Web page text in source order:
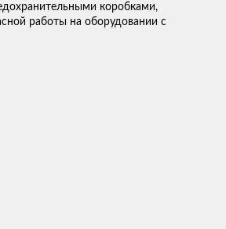
коробками,
работы на оборудовании с